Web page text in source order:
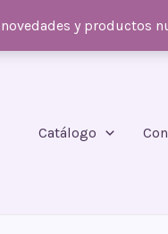
y productos
Catálogo